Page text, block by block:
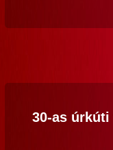
30-as úrkúti